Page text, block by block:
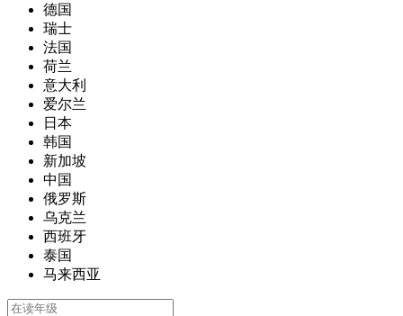
德国
瑞士
法国
荷兰
意大利
爱尔兰
日本
韩国
新加坡
中国
俄罗斯
乌克兰
西班牙
泰国
马来西亚